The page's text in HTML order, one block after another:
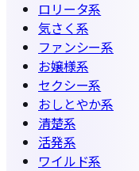
ロリータ系
気さく系
ファンシー系
お嬢様系
セクシー系
おしとやか系
清楚系
活発系
ワイルド系